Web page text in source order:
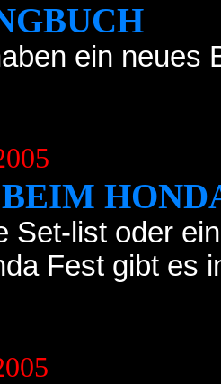
ein neues
Set-list oder
Fest gibt es